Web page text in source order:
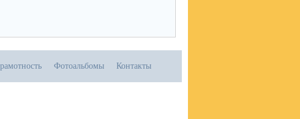
Фотоальбомы Контакты